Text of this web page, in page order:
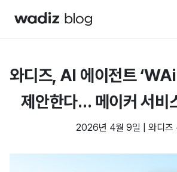
와디즈, AI 에이전트
제안한다… 메이커 서비
2026년 4월 9일 와디즈